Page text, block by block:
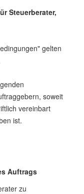
Steuerberater,
gelten
soweit
vereinbart
ist.
Auftrags
zu